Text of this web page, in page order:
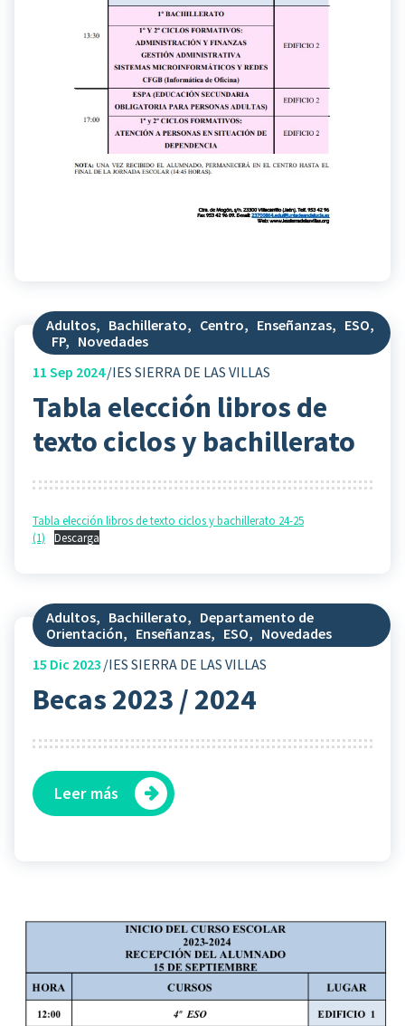
Adultos, Bachillerato, Centro, Enseñanzas, ESO,
FP, Novedades
11 Sep 2024 IES SIERRA DE LAS VILLAS
Tabla elección libros de
texto ciclos y bachillerato
Tabla elección libros de texto ciclos y bachillerato 24-25
(1)
Descarga
Adultos, Bachillerato, Departamento de
Orientación, Enseñanzas, ESO, Novedades
15 Dic 2023 IES SIERRA DE LAS VILLAS
Becas 2023 / 2024
Leer más